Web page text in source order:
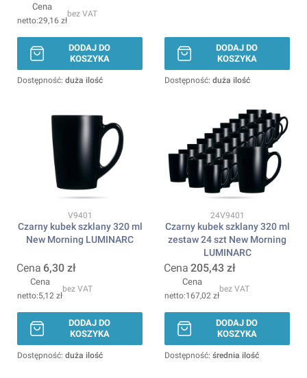
Cena
29,16 zł
bez VAT
DODAJ DO
KOSZYKA
Dostępność: duża ilość
DODAJ DO
KOSZYKA
Dostępność: duża ilość
Kod produktu
V9401
Czarny kubek szklany 320 ml
New Morning LUMINARC
Cena 6,30 zł
Cena
5,12 zł
bez VAT
DODAJ DO
KOSZYKA
Dostępność: duża ilość
Kod produktu
24V9401
Czarny kubek szklany 320 ml
zestaw 24 szt New Morning
LUMINARC
Cena 205,43 zł
Cena
167,02 zł
bez VAT
DODAJ DO
KOSZYKA
Dostępność: średnia ilość